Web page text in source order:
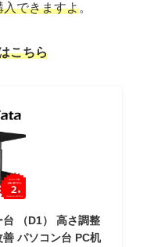
入できますよ。
こちら
台 （D1） 高さ調整
パソコン台 PC机